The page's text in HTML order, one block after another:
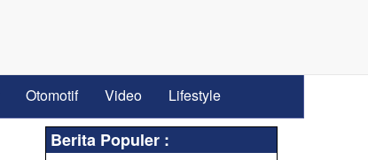
Otomotif Video Lifestyle
Berita Populer :